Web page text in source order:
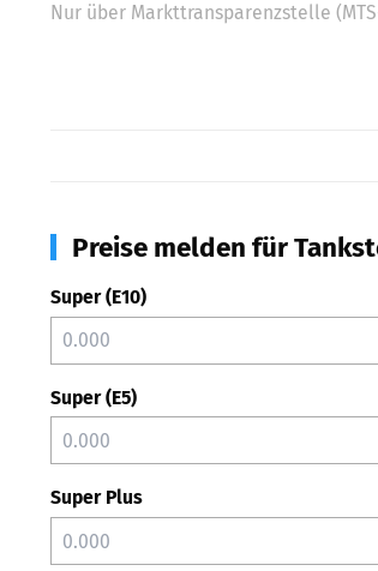
Nur über Markttransparenzstelle
Preise melden für
Super (E10)
Super (E5)
Super Plus